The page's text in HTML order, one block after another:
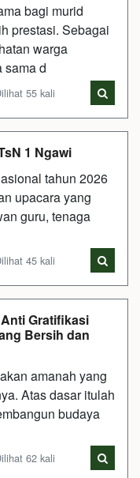
bagi murid
prestasi. Sebagai
warga
sama d
55 kali
1 Ngawi
tahun 2026
upacara yang
guru, tenaga
45 kali
Gratifikasi
Bersih dan
amanah yang
Atas dasar itulah
budaya
62 kali